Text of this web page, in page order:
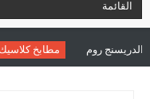
روم مطابخ كلاسيك